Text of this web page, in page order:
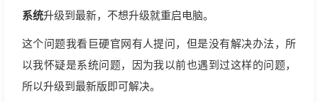
系统升级到最新，不想升级就重启电脑。
这个问题我看巨硬官网有人提问，但是没有解决办法，所
以我怀疑是系统问题，因为我以前也遇到过这样的问题，
所以升级到最新版即可解决。